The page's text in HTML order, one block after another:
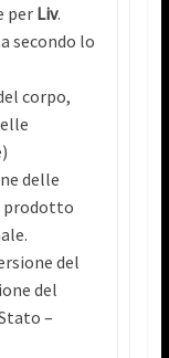
per Liv.
secondo lo
corpo,
delle
prodotto
del
del
–